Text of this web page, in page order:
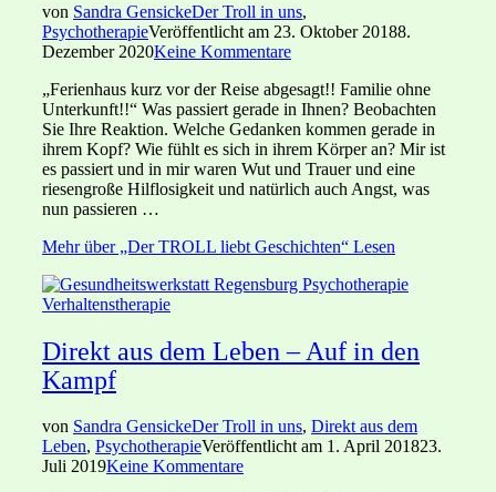
von Sandra GensickeDer Troll in uns,
PsychotherapieVeröffentlicht am 23. Oktober 20188.
Dezember 2020Keine Kommentare
„Ferienhaus kurz vor der Reise abgesagt!! Familie ohne
Unterkunft!!“ Was passiert gerade in Ihnen? Beobachten
Sie Ihre Reaktion. Welche Gedanken kommen gerade in
ihrem Kopf? Wie fühlt es sich in ihrem Körper an? Mir ist
es passiert und in mir waren Wut und Trauer und eine
riesengroße Hilflosigkeit und natürlich auch Angst, was
nun passieren …
Mehrüber „Der TROLL liebt Geschichten“ Lesen
Direkt aus dem Leben – Auf in den
Kampf
von Sandra GensickeDer Troll in uns, Direkt aus dem
Leben, PsychotherapieVeröffentlicht am 1. April 201823.
Juli 2019Keine Kommentare